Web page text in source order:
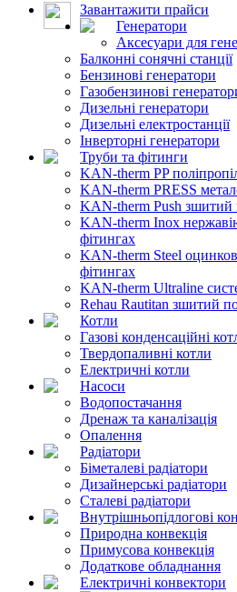
Завантажити прайси
Генератори
Аксесуари для
Балконні сонячні станції
Бензинові генератори
Газобензинові
Дизельні генератори
Дизельні електростанції
Інверторні генератори
Труби та фітинги
KAN-therm PP
KAN-therm PRESS
KAN-therm Push зшитий
KAN-therm Inox
фітингах
KAN-therm Steel
фітингах
KAN-therm Ultraline
Rehau Rautitan зшитий
Котли
Газові конденсаційні
Твердопаливні котли
Електричні котли
Насоси
Водопостачання
Дренаж та каналізація
Опалення
Радіатори
Біметалеві радіатори
Дизайнерські радіатори
Сталеві радіатори
Внутрішньопідлогові
Природна конвекція
Примусова конвекція
Додаткове обладнання
Електричні конвектори